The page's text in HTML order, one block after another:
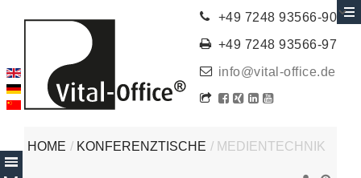
+49 7248 93566-90
+49 7248 93566-97
info@vital-office.de
HOME / KONFERENZTISCHE / MEDIENTECHNIK